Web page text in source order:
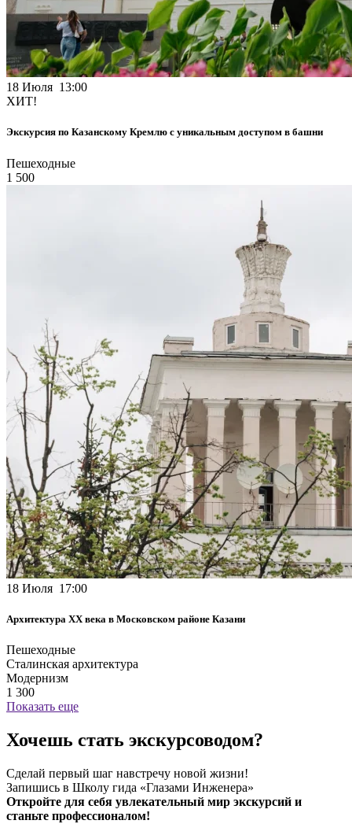
18 Июля 13:00
ХИТ!
Экскурсия по Казанскому Кремлю с уникальным доступом в башни
Пешеходные
1 500
18 Июля 17:00
Архитектура XX века в Московском районе Казани
Пешеходные
Сталинская архитектура
Модернизм
1 300
Показать еще
Хочешь стать экскурсоводом?
Сделай первый шаг навстречу новой жизни!
Запишись в Школу гида «Глазами Инженера»
Откройте для себя увлекательный мир экскурсий и
станьте профессионалом!